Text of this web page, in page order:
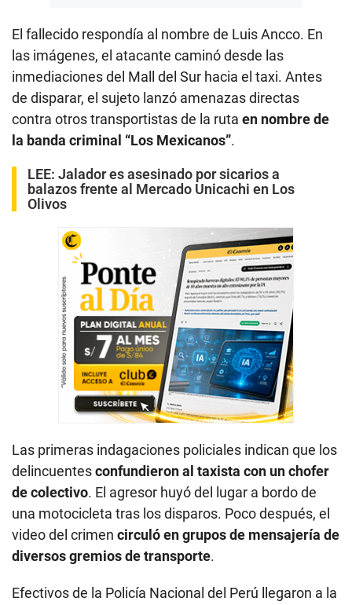
El fallecido respondía al nombre de Luis Ancco. En
las imágenes, el atacante caminó desde las
inmediaciones del Mall del Sur hacia el taxi. Antes
de disparar, el sujeto lanzó amenazas directas
contra otros transportistas de la ruta en nombre de
la banda criminal “Los Mexicanos”.
LEE: Jalador es asesinado por sicarios a
balazos frente al Mercado Unicachi en Los
Olivos
Las primeras indagaciones policiales indican que los
delincuentesconfundieron al taxista con un chofer
de colectivo. El agresor huyó del lugar a bordo de
una motocicleta tras los disparos. Poco después, el
video del crimen circuló en grupos de mensajería de
diversos gremios de transporte.
Efectivos de la Policía Nacional del Perú llegaron a la